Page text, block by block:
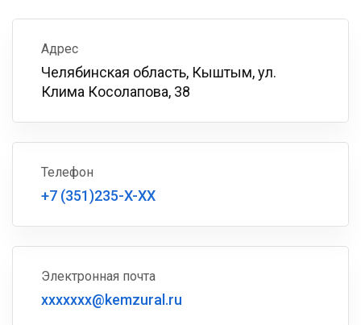
Адрес
Челябинская область, Кыштым, ул.
Клима Косолапова, 38
Телефон
+7 (351)235-X-XX
Электронная почта
xxxxxxx@kemzural.ru